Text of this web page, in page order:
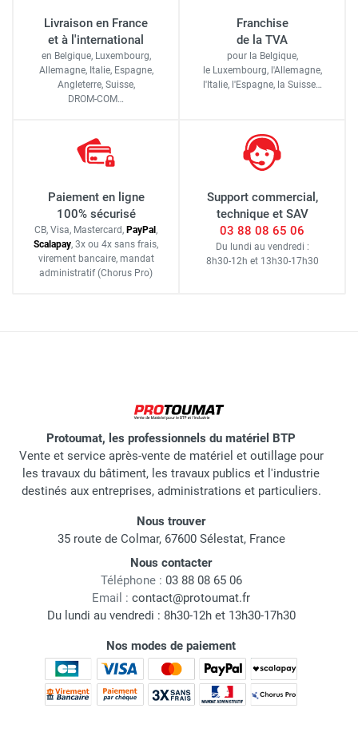
Livraison en France
et à l'international
en Belgique, Luxembourg,
Allemagne, Italie, Espagne,
Angleterre, Suisse,
DROM-COM…
Franchise
de la TVA
pour la Belgique,
le Luxembourg, l'Allemagne,
l'Italie, l'Espagne, la Suisse…
Paiement en ligne
100% sécurisé
CB, Visa, Mastercard, PayPal ,
Scalapay, 3x ou 4x sans frais,
virement bancaire, mandat
administratif (Chorus Pro)
Support commercial,
technique et SAV
03 88 08 65 06
Du lundi au vendredi :
8h30-12h et 13h30-17h30
Protoumat, les professionnels du matériel BTP
Vente et service après-vente de matériel et outillage pour
les travaux du bâtiment, les travaux publics et l'industrie
destinés aux entreprises, administrations et particuliers.
Nous trouver
35 route de Colmar, 67600 Sélestat, France
Nous contacter
Téléphone : 03 88 08 65 06
Email : contact@protoumat.fr
Du lundi au vendredi : 8h30-12h et 13h30-17h30
Nos modes de paiement